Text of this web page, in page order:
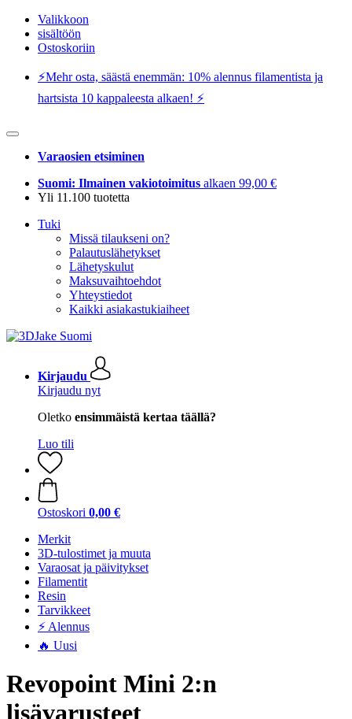
Valikkoon
sisältöön
Ostoskoriin
⚡️Mehr osta, säästä enemmän: 10% alennus filamentista ja
hartsista 10 kappaleesta alkaen! ⚡️
Varaosien etsiminen
Suomi: Ilmainen vakiotoimitus alkaen 99,00 €
Yli 11.100 tuotetta
Tuki
Missä tilaukseni on?
Palautuslähetykset
Lähetyskulut
Maksuvaihtoehdot
Yhteystiedot
Kaikki asiakastukiaiheet
Kirjaudu
Kirjaudu nyt
Oletko ensimmäistä kertaa täällä?
Luo tili
Ostoskori 0,00 €
Merkit
3D-tulostimet ja muuta
Varaosat ja päivitykset
Filamentit
Resin
Tarvikkeet
⚡ Alennus
🔥 Uusi
Revopoint Mini 2:n
lisävarusteet